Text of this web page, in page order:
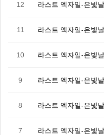
12 라스트 엑자일-은빛
11 라스트 엑자일-은빛
10 라스트 엑자일-은빛
9 라스트 엑자일-은빛
8 라스트 엑자일-은빛
7 라스트 엑자일-은빛